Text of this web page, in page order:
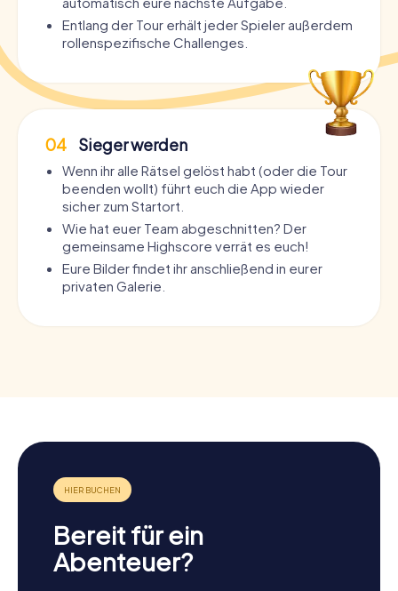
Entlang der Tour erhält jeder Spieler außerdem
rollenspezifische Challenges.
04 Sieger werden
Wenn ihr alle Rätsel gelöst habt (oder die Tour
beenden wollt) führt euch die App wieder
sicher zum Startort.
Wie hat euer Team abgeschnitten? Der
gemeinsame Highscore verrät es euch!
Eure Bilder findet ihr anschließend in eurer
privaten Galerie.
Bereit für ein
Abenteuer?